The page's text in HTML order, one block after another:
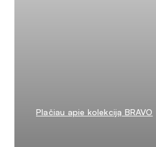
Plačiau apie kolekciją BRAVO